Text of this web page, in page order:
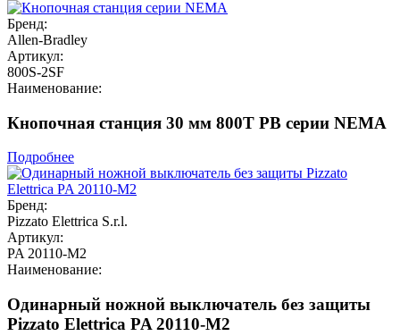
Бренд:
Allen-Bradley
Артикул:
800S-2SF
Наименование:
Кнопочная станция 30 мм 800T PB серии NEMA
Подробнее
Бренд:
Pizzato Elettrica S.r.l.
Артикул:
PA 20110-M2
Наименование:
Одинарный ножной выключатель без защиты
Pizzato Elettrica PA 20110-M2